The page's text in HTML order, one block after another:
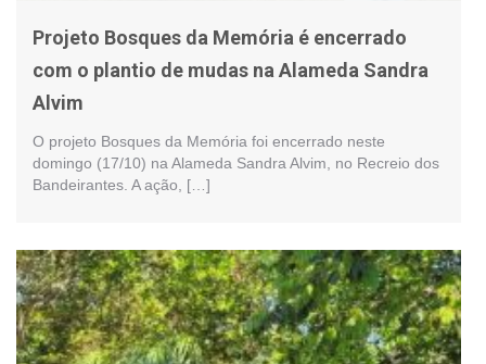
Projeto Bosques da Memória é encerrado
com o plantio de mudas na Alameda Sandra
Alvim
O projeto Bosques da Memória foi encerrado neste
domingo (17/10) na Alameda Sandra Alvim, no Recreio dos
Bandeirantes. A ação, […]